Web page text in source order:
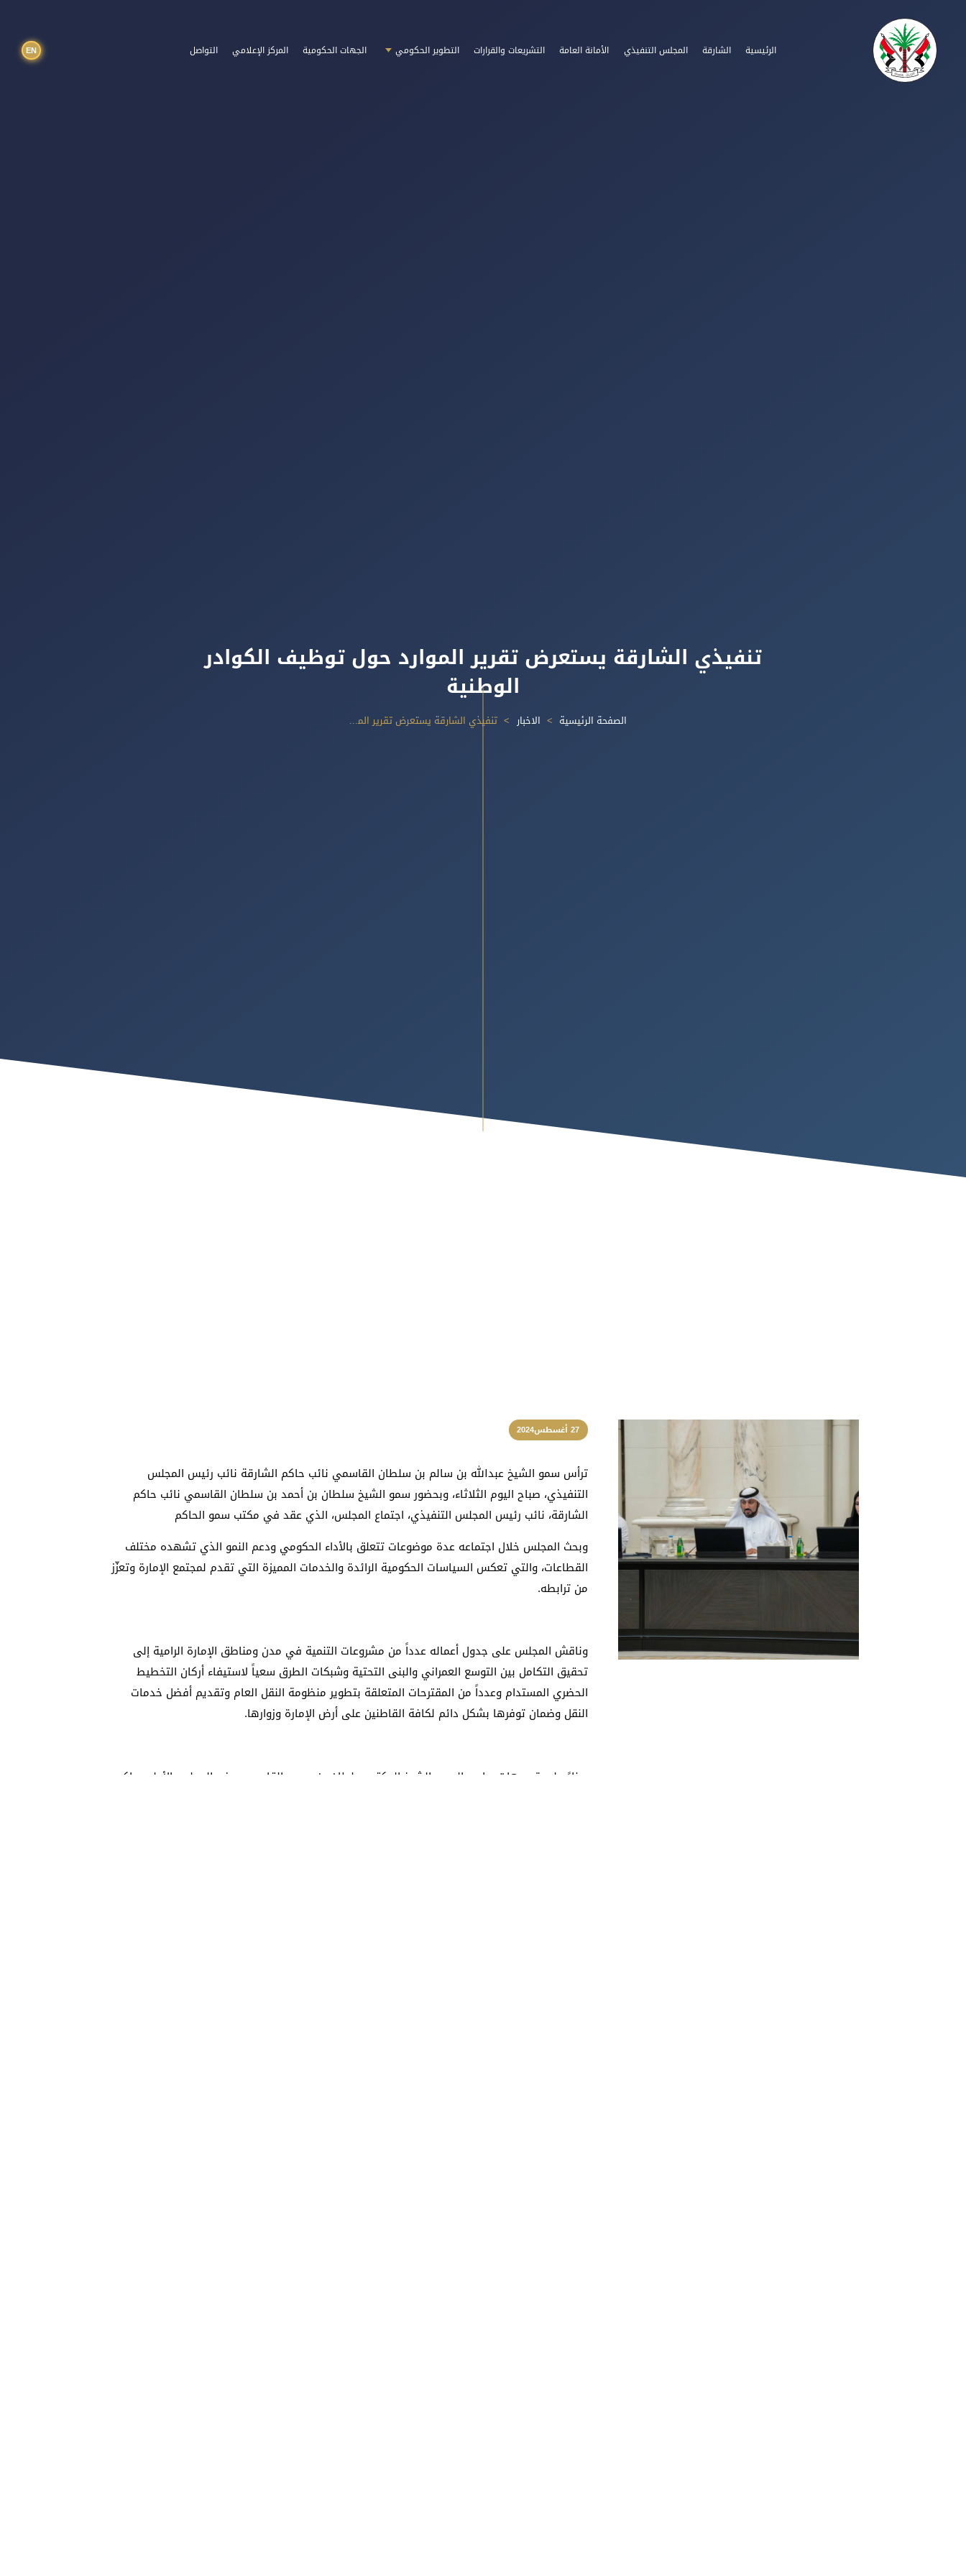
الرئيسية الشارقة المجلس التنفيذي الأمانة العامة التشريعات والقرارات التطوير الحكومي الجهات الحكومية المركز الإعلامي التواصل EN
تنفيذي الشارقة يستعرض تقرير الموارد حول توظيف الكوادر
الوطنية
الصفحة الرئيسية الاخبار تنفيذي الشارقة يستعرض تقرير الموارد حول توظيف الكوادر الوطنية
27 أغسطس2024
ترأس سمو الشيخ عبدالله بن سالم بن سلطان القاسمي نائب حاكم الشارقة نائب رئيس المجلس
التنفيذي، صباح اليوم الثلاثاء، وبحضور سمو الشيخ سلطان بن أحمد بن سلطان القاسمي نائب حاكم
الشارقة، نائب رئيس المجلس التنفيذي، اجتماع المجلس، الذي عقد في مكتب سمو الحاكم
وبحث المجلس خلال اجتماعه عدة موضوعات تتعلق بالأداء الحكومي ودعم النمو الذي تشهده مختلف
القطاعات، والتي تعكس السياسات الحكومية الرائدة والخدمات المميزة التي تقدم لمجتمع الإمارة وتعزّز
من ترابطه.
وناقش المجلس على جدول أعماله عدداً من مشروعات التنمية في مدن ومناطق الإمارة الرامية إلى
تحقيق التكامل بين التوسع العمراني والبنى التحتية وشبكات الطرق سعياً لاستيفاء أركان التخطيط
الحضري المستدام وعدداً من المقترحات المتعلقة بتطوير منظومة النقل العام وتقديم أفضل خدمات
النقل وضمان توفرها بشكل دائم لكافة القاطنين على أرض الإمارة وزوارها.
وبناءً على توجيهات صاحب السمو الشيخ الدكتور سلطان بن محمد القاسمي عضو المجلس الأعلى حاكم